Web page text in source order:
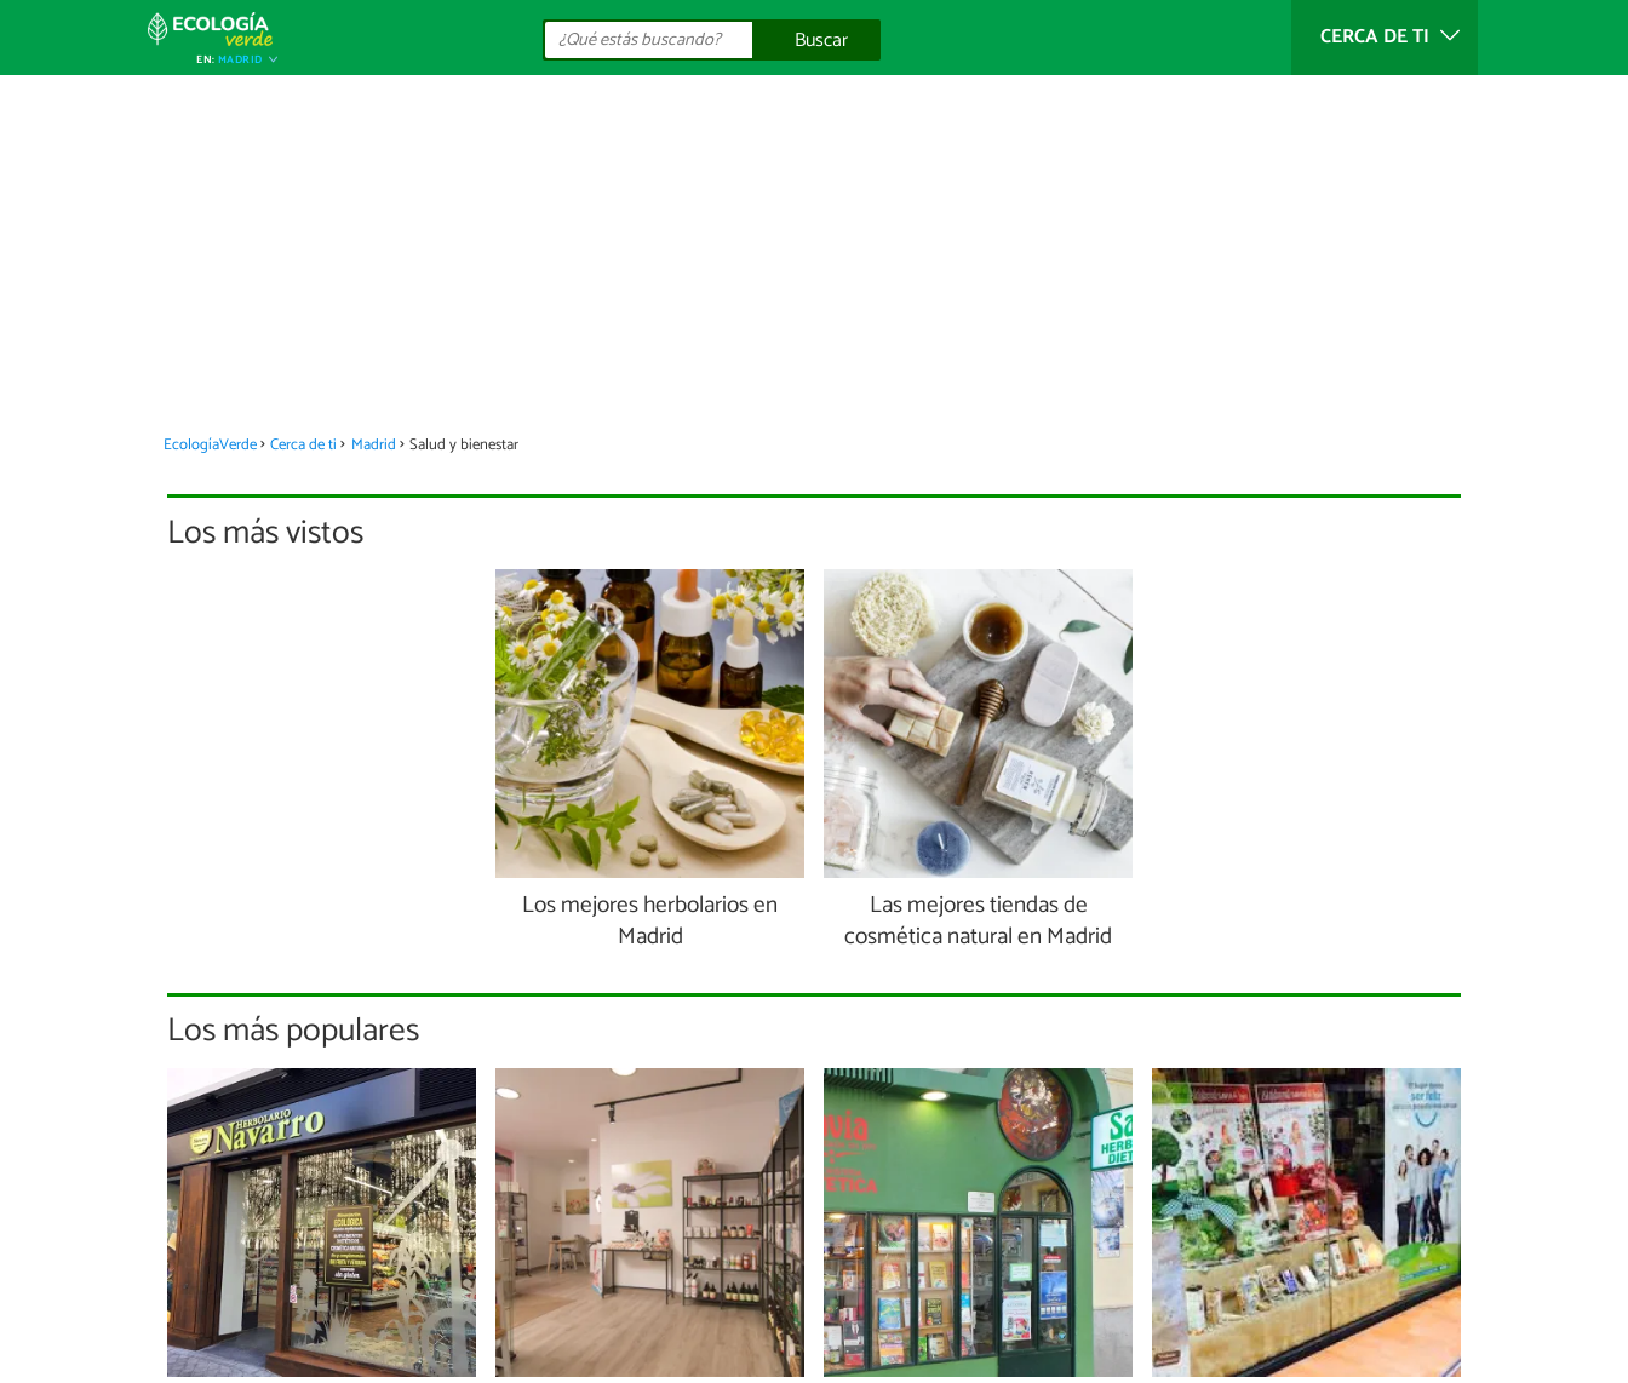
CERCA DE TI
EN:MADRID
Buscar
EcologíaVerde Cerca de ti Madrid Salud y bienestar
Los más vistos
Los mejores herbolarios en
Madrid
Las mejores tiendas de
cosmética natural en Madrid
Los más populares